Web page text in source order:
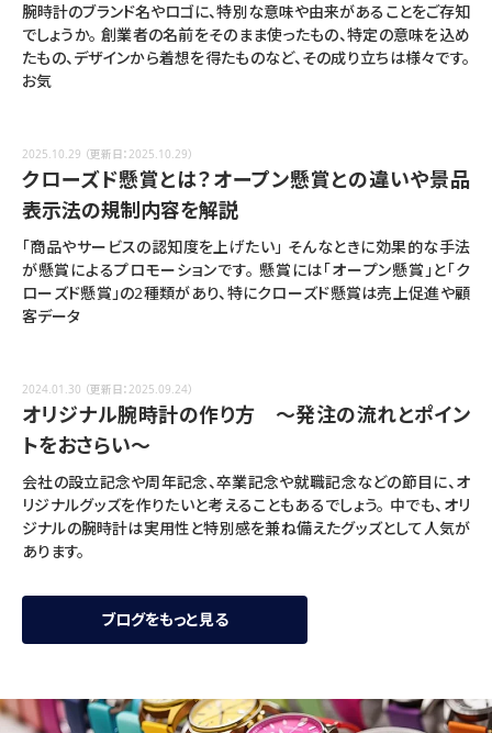
腕時計のブランド名やロゴに、特別な意味や由来があることをご存知
でしょうか。 創業者の名前をそのまま使ったもの、特定の意味を込め
たもの、デザインから着想を得たものなど、その成り立ちは様々です。
お気
2025.10.29 （更新日：2025.10.29）
クローズド懸賞とは？オープン懸賞との違いや景品
表示法の規制内容を解説
「商品やサービスの認知度を上げたい」 そんなときに効果的な手法
が懸賞によるプロモーションです。 懸賞には「オープン懸賞」と「ク
ローズド懸賞」の2種類があり、特にクローズド懸賞は売上促進や顧
客データ
2024.01.30 （更新日：2025.09.24）
オリジナル腕時計の作り方 ～発注の流れとポイン
トをおさらい～
会社の設立記念や周年記念、卒業記念や就職記念などの節目に、オ
リジナルグッズを作りたいと考えることもあるでしょう。 中でも、オリ
ジナルの腕時計は実用性と特別感を兼ね備えたグッズとして人気が
あります。
ブログをもっと見る